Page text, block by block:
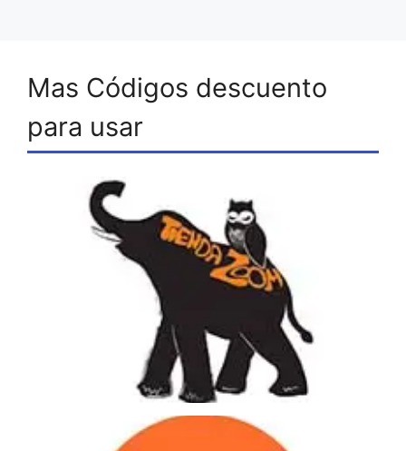
Mas Códigos descuento
para usar